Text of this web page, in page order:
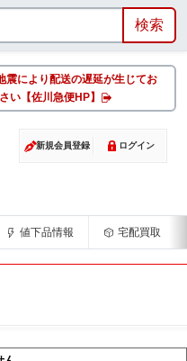
震により配送の遅延が生じてお
い【佐川急便HP】
新規会員登録 ログイン
値下品情報 宅配買取